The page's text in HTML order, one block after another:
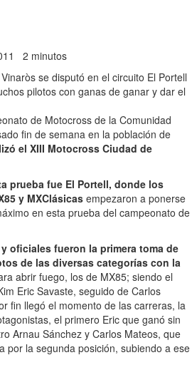
2 minutos
se disputó en el circuito El Portell
pilotos con ganas de ganar y dar el
de Motocross de la Comunidad
fin de semana en la población de
el XIII Motocross Ciudad de
prueba fue El Portell, donde los
y MXClásicas empezaron a ponerse
en esta prueba del campeonato de
oficiales fueron la primera toma de
de las diversas categorías con la
abrir fuego, los de MX85; siendo el
Eric Savaste, seguido de Carlos
fin llegó el momento de las carreras, la
el primero Eric que ganó sin
Arnau Sánchez y Carlos Mateos, que
por la segunda posición, subiendo a ese